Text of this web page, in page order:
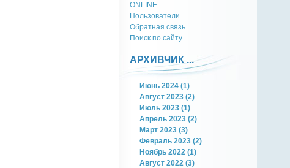
ONLINE
Пользователи
Обратная связь
Поиск по сайту
АРХИВЧИК ...
Июнь 2024 (1)
Август 2023 (2)
Июль 2023 (1)
Апрель 2023 (2)
Март 2023 (3)
Февраль 2023 (2)
Ноябрь 2022 (1)
Август 2022 (3)